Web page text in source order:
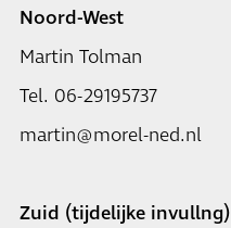
Noord-West
Martin Tolman
Tel. 06-29195737
martin@morel-ned.nl
Zuid (tijdelijke invullng)